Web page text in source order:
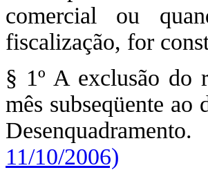
comercial ou
fiscalização, for
§ 1º A exclusão do
mês subseqüente
Desenquadramento.
11/10/2006)